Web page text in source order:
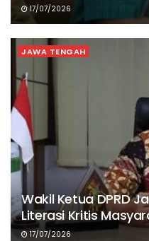
17/07/2026
JAWA TENGAH
Wakil Ketua DPRD
Literasi Kritis
17/07/2026